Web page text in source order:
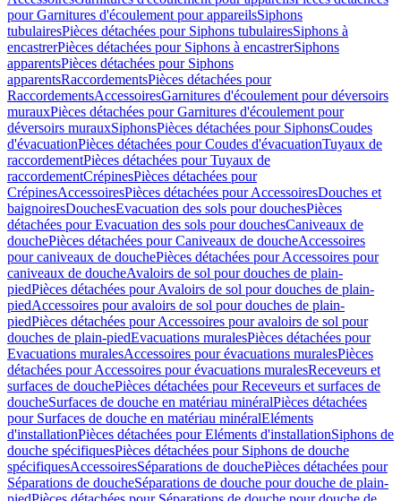
pour Garnitures d'écoulement pour appareilsSiphons
tubulairesPièces détachées pour Siphons tubulairesSiphons à
encastrerPièces détachées pour Siphons à encastrerSiphons
apparentsPièces détachées pour Siphons
apparentsRaccordementsPièces détachées pour
RaccordementsAccessoiresGarnitures d'écoulement pour déversoirs
murauxPièces détachées pour Garnitures d'écoulement pour
déversoirs murauxSiphonsPièces détachées pour SiphonsCoudes
d'évacuationPièces détachées pour Coudes d'évacuationTuyaux de
raccordementPièces détachées pour Tuyaux de
raccordementCrépinesPièces détachées pour
CrépinesAccessoiresPièces détachées pour AccessoiresDouches et
baignoiresDouchesEvacuation des sols pour douchesPièces
détachées pour Evacuation des sols pour douchesCaniveaux de
douchePièces détachées pour Caniveaux de doucheAccessoires
pour caniveaux de douchePièces détachées pour Accessoires pour
caniveaux de doucheAvaloirs de sol pour douches de plain-
piedPièces détachées pour Avaloirs de sol pour douches de plain-
piedAccessoires pour avaloirs de sol pour douches de plain-
piedPièces détachées pour Accessoires pour avaloirs de sol pour
douches de plain-piedEvacuations muralesPièces détachées pour
Evacuations muralesAccessoires pour évacuations muralesPièces
détachées pour Accessoires pour évacuations muralesReceveurs et
surfaces de douchePièces détachées pour Receveurs et surfaces de
doucheSurfaces de douche en matériau minéralPièces détachées
pour Surfaces de douche en matériau minéralEléments
d'installationPièces détachées pour Eléments d'installationSiphons de
douche spécifiquesPièces détachées pour Siphons de douche
spécifiquesAccessoiresSéparations de douchePièces détachées pour
Séparations de doucheSéparations de douche pour douche de plain-